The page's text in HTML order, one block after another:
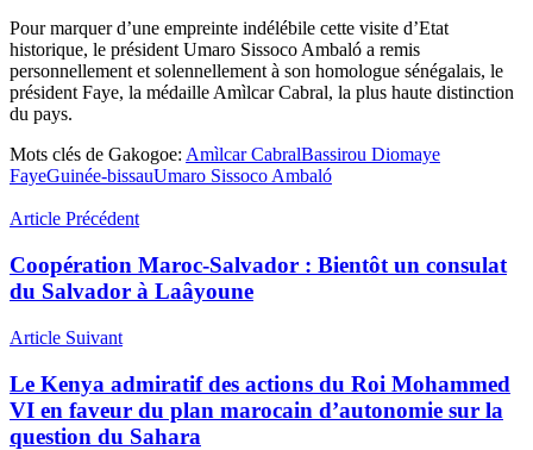
Pour marquer d’une empreinte indélébile cette visite d’Etat
historique, le président Umaro Sissoco Ambaló a remis
personnellement et solennellement à son homologue sénégalais, le
président Faye, la médaille Amìlcar Cabral, la plus haute distinction
du pays.
Mots clés de Gakogoe: Amìlcar CabralBassirou Diomaye
FayeGuinée-bissauUmaro Sissoco Ambaló
Article Précédent
Coopération Maroc-Salvador : Bientôt un consulat
du Salvador à Laâyoune
Article Suivant
Le Kenya admiratif des actions du Roi Mohammed
VI en faveur du plan marocain d’autonomie sur la
question du Sahara